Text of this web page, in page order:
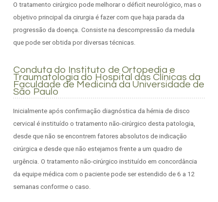
O tratamento cirúrgico pode melhorar o déficit neurológico, mas o
objetivo principal da cirurgia é fazer com que haja parada da
progressão da doença. Consiste na descompressão da medula
que pode ser obtida por diversas técnicas.
Conduta do Instituto de Ortopedia e
Traumatologia do Hospital das Clínicas da
Faculdade de Medicina da Universidade de
São Paulo
Inicialmente após confirmação diagnóstica da hérnia de disco
cervical é instituído o tratamento não-cirúrgico desta patologia,
desde que não se encontrem fatores absolutos de indicação
cirúrgica e desde que não estejamos frente a um quadro de
urgência. O tratamento não-cirúrgico instituído em concordância
da equipe médica com o paciente pode ser estendido de 6 a 12
semanas conforme o caso.